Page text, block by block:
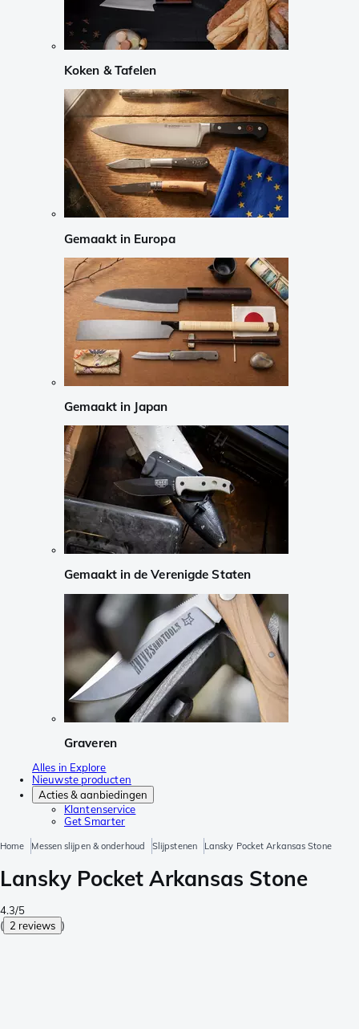
Koken & Tafelen
Gemaakt in Europa
Gemaakt in Japan
Gemaakt in de Verenigde Staten
Graveren
Alles in Explore
Nieuwste producten
Acties & aanbiedingen
Klantenservice
Get Smarter
Home Messen slijpen & onderhoud Slijpstenen Lansky Pocket Arkansas Stone
Lansky Pocket Arkansas Stone
4.3/5
( 2 reviews )